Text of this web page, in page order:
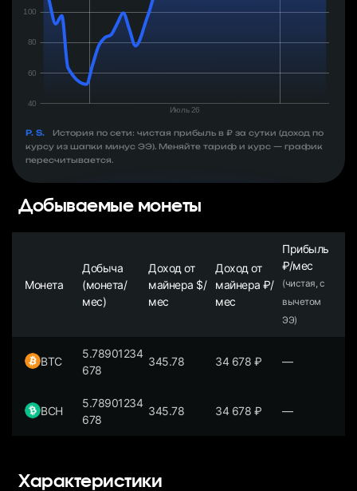
P. S.
История по сети: чистая прибыль в ₽ за сутки (доход по
курсу из шапки минус ЭЭ). Меняйте тариф и курс — график
пересчитывается.
Добываемые монеты
Монета
Добыча
(монета/
мес)
Доход от
майнера $/
мес
Доход от
майнера ₽/
мес
Прибыль
₽/мес
(чистая, с
вычетом
ЭЭ)
BTC
5.78901234
678
345.78 34 678 ₽ —
BCH
5.78901234
678
345.78 34 678 ₽ —
Характеристики